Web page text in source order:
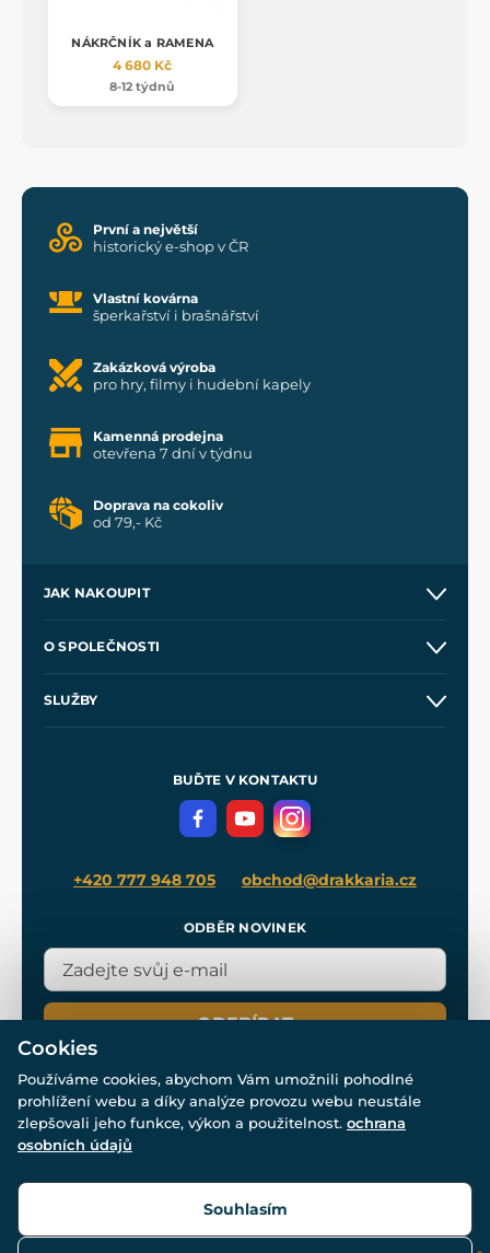
NÁKRČNÍK a RAMENA
4 680 Kč
8-12 týdnů
První a největší
historický e-shop v ČR
Vlastní kovárna
šperkařství i brašnářství
Zakázková výroba
pro hry, filmy i hudební kapely
Kamenná prodejna
otevřena 7 dní v týdnu
Doprava na cokoliv
od 79,- Kč
JAK NAKOUPIT
Velkoobchod
O SPOLEČNOSTI
SLUŽBY
Meče pro Kingdom Come
BUĎTE V KONTAKTU
+420 777 948 705 obchod@drakkaria.cz
ODBĚR NOVINEK
ODEBÍRAT
© Všechna práva vyhrazena. www.drakkaria.cz 2007-2026.
Cookies
Používáme cookies, abychom Vám umožnili pohodlné
prohlížení webu a díky analýze provozu webu neustále
zlepšovali jeho funkce, výkon a použitelnost. ochrana
osobních údajů
Souhlasím